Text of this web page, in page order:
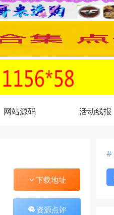
网站源码 活动线报
下载地址
资源点评